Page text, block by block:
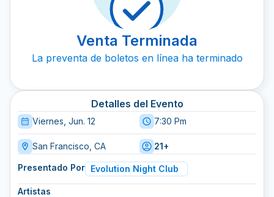
Venta Terminada
La preventa de boletos en línea ha terminado
Detalles del Evento
Viernes, Jun. 12 7:30 Pm
San Francisco, CA 21+
Presentado Por Evolution Night Club
Artistas